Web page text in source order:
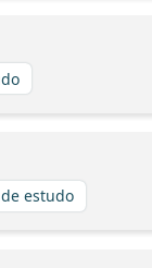
estudo